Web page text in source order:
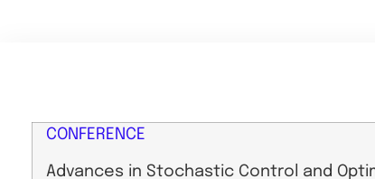
CONFERENCE
Advances in Stochastic Control and